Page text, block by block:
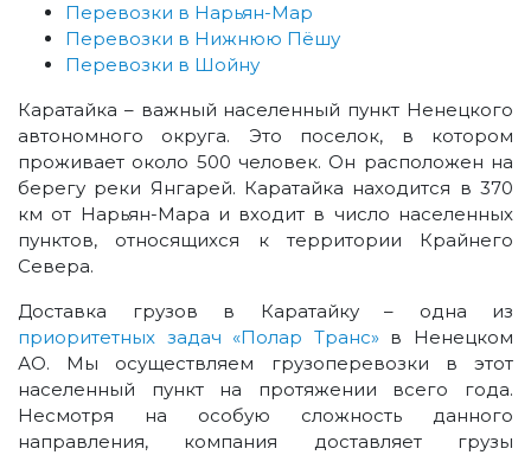
Перевозки в Нарьян-Мар
Перевозки в Нижнюю Пёшу
Перевозки в Шойну
Каратайка – важный населенный пункт Ненецкого
автономного округа. Это поселок, в котором
проживает около 500 человек. Он расположен на
берегу реки Янгарей. Каратайка находится в 370
км от Нарьян-Мара и входит в число населенных
пунктов, относящихся к территории Крайнего
Севера.
Доставка грузов в Каратайку – одна из
приоритетных задач «Полар Транс»в Ненецком
АО. Мы осуществляем грузоперевозки в этот
населенный пункт на протяжении всего года.
Несмотря на особую сложность данного
направления, компания доставляет грузы